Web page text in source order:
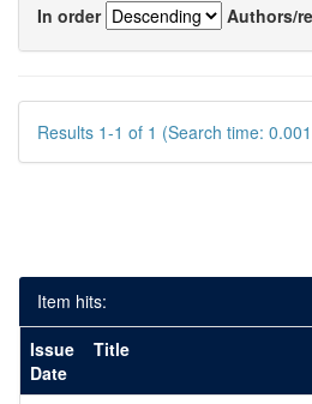
In order
Authors/
Results 1-1 of 1 (Search time:
Item hits:
Issue
Date
Title